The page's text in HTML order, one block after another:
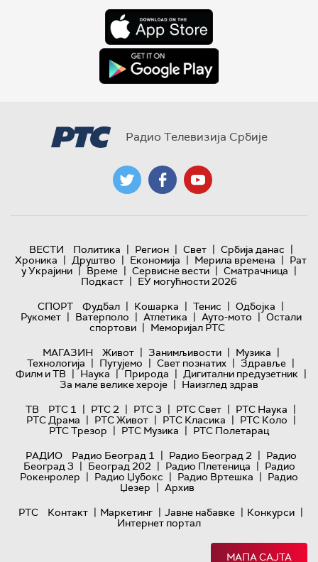
Радио Телевизија Србије
ВЕСТИ Политика | Регион | Свет | Србија данас |
Хроника | Друштво | Економија | Мерила времена | Рат
у Украјини | Време | Сервисне вести | Сматрачница |
Подкаст | ЕУ могућности 2026
СПОРТ
Фудбал | Кошарка | Тенис | Одбојка |
Рукомет | Ватерполо | Атлетика | Ауто-мото | Остали
спортови | Меморијал РТС
МАГАЗИН
Живот | Занимљивости | Музика |
Технологијa | Путујемо | Свет познатих | Здравље |
Филм и ТВ | Наука | Природа | Дигитални предузетник |
За мале велике хероје | Наизглед здрав
ТВ
РТС 1 | РТС 2 | РТС 3 | РТС Свет | РТС Наука |
РТС Драма | РТС Живот | РТС Класика | РТС Коло |
РТС Трезор | РТС Музика | РТС Полетарац
РАДИО
Радио Београд 1 | Радио Београд 2 | Радио
Београд 3 | Београд 202 | Радио Плетеница | Радио
Рокенролер | Радио Џубокс | Радио Вртешка | Радио
Џезер | Архив
РТС
Контакт | Маркетинг | Јавне набавке | Конкурси |
Интернет портал
МАПА САЈТА